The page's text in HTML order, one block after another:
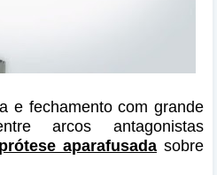
e fechamento com grande
arcos antagonistas
prótese aparafusada sobre